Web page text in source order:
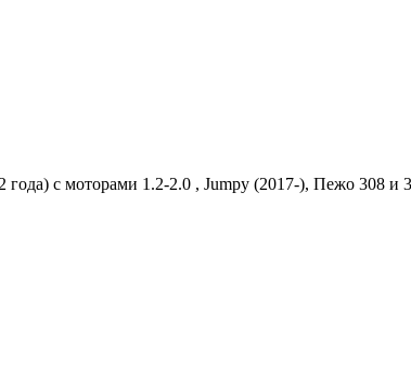
с моторами 1.2-2.0 , Jumpy (2017-), Пежо 308 и